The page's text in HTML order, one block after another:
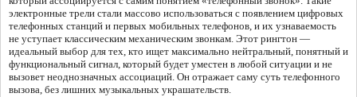
электронные трели стали массово использоваться с появлением цифровых
телефонных станций и первых мобильных телефонов, и их узнаваемость
не уступает классическим механическим звонкам. Этот рингтон —
идеальный выбор для тех, кто ищет максимально нейтральный, понятный и
функциональный сигнал, который будет уместен в любой ситуации и не
вызовет неоднозначных ассоциаций. Он отражает саму суть телефонного
вызова, без лишних музыкальных украшательств.